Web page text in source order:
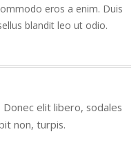
eros a enim. Duis
blandit leo ut odio.
Donec elit libero, sodales
non, turpis.